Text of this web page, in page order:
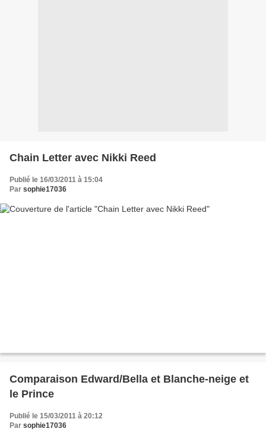
Chain Letter avec Nikki Reed
Publié le 16/03/2011 à 15:04
Par sophie17036
Comparaison Edward/Bella et Blanche-neige et
le Prince
Publié le 15/03/2011 à 20:12
Par sophie17036